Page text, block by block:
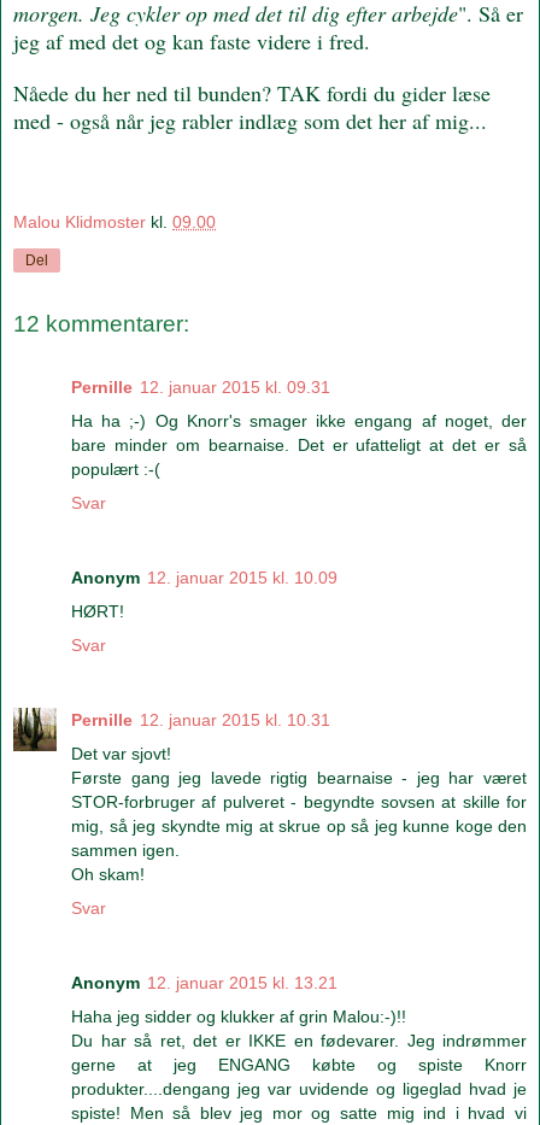
morgen. Jeg cykler op med det til dig efter arbejde". Så er
jeg af med det og kan faste videre i fred.
Nåede du her ned til bunden? TAK fordi du gider læse
med - også når jeg rabler indlæg som det her af mig...
Malou Klidmoster kl. 09.00
Del
12 kommentarer:
Pernille 12. januar 2015 kl. 09.31
Ha ha ;-) Og Knorr's smager ikke engang af noget, der
bare minder om bearnaise. Det er ufatteligt at det er så
populært :-(
Svar
Anonym 12. januar 2015 kl. 10.09
HØRT!
Svar
Pernille 12. januar 2015 kl. 10.31
Det var sjovt!
Første gang jeg lavede rigtig bearnaise - jeg har været
STOR-forbruger af pulveret - begyndte sovsen at skille for
mig, så jeg skyndte mig at skrue op så jeg kunne koge den
sammen igen.
Oh skam!
Svar
Anonym 12. januar 2015 kl. 13.21
Haha jeg sidder og klukker af grin Malou:-)!!
Du har så ret, det er IKKE en fødevarer. Jeg indrømmer
gerne at jeg ENGANG købte og spiste Knorr
produkter....dengang jeg var uvidende og ligeglad hvad je
spiste! Men så blev jeg mor og satte mig ind i hvad vi